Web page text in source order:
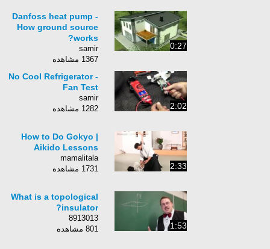
0:27
Danfoss heat pump -
How ground source
works?
samir
1367 مشاهده
2:02
No Cool Refrigerator -
Fan Test
samir
1282 مشاهده
2:33
How to Do Gokyo |
Aikido Lessons
mamalitala
1731 مشاهده
1:53
What is a topological
insulator?
8913013
801 مشاهده